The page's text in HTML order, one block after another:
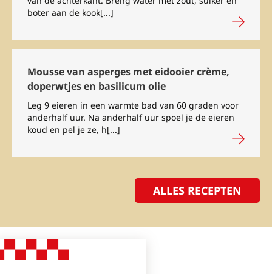
boter aan de kook[...]
Mousse van asperges met eidooier crème,
doperwtjes en basilicum olie
Leg 9 eieren in een warmte bad van 60 graden voor
anderhalf uur. Na anderhalf uur spoel je de eieren
koud en pel je ze, h[...]
ALLES RECEPTEN